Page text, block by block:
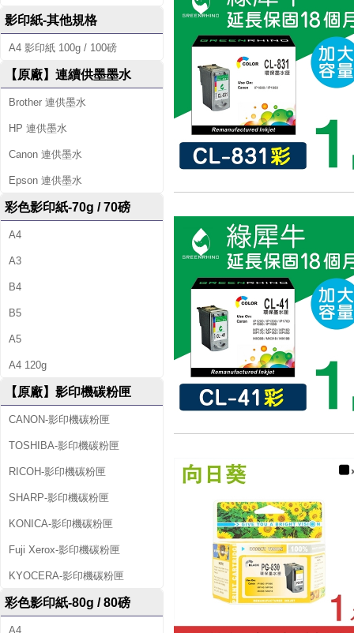
影印紙-其他規格
A4 影印紙 100g / 100磅
【原廠】連續供墨墨水
Brother 連供墨水
HP 連供墨水
Canon 連供墨水
Epson 連供墨水
彩色影印紙-70g / 70磅
A4
A3
B4
B5
A5
A4 120g
【原廠】影印機碳粉匣
CANON-影印機碳粉匣
TOSHIBA-影印機碳粉匣
RICOH-影印機碳粉匣
SHARP-影印機碳粉匣
KONICA-影印機碳粉匣
Fuji Xerox-影印機碳粉匣
KYOCERA-影印機碳粉匣
彩色影印紙-80g / 80磅
A4